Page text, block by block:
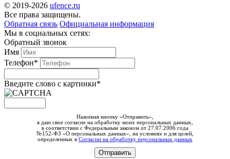
© 2019-2026 ufence.ru
Все права защищены.
Обратная связь Официальная информация
Мы в социальных сетях:
Обратный звонок
Имя
Телефон*
Введите слово c картинки*
Нажимая кнопку «Отправить»,
я даю свое согласие на обработку моих персональных данных,
в соответствии с Федеральным законом от 27.07.2006 года
№152-ФЗ «О персональных данных», на условиях и для целей,
определенных в Согласии на обработку персональных данных